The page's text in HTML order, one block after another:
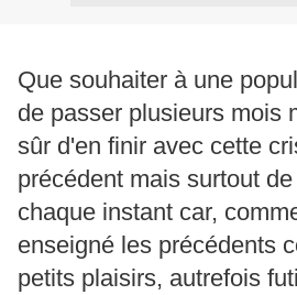
Que souhaiter à une
de passer plusieurs mois
sûr d'en finir avec cette
précédent mais surtout
chaque instant car,
enseigné les précédents
petits plaisirs, autrefois